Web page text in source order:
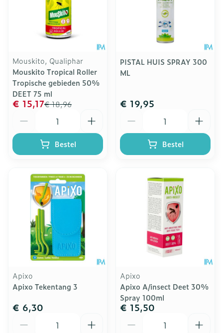
Mouskito, Qualiphar
Mouskito Tropical Roller
Tropische gebieden 50%
DEET 75 ml
€ 18,96
€ 15,17
Bestel
PISTAL HUIS SPRAY 300
ML
€ 19,95
Bestel
Apixo
Apixo Tekentang 3
€ 6,30
Apixo
Apixo A/insect Deet 30%
Spray 100ml
€ 15,50